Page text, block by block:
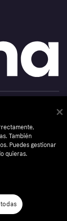
34 Stockholm.
También
Puedes gestionar
quieras.